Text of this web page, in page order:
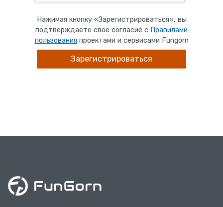
Нажимая кнопку «Зарегистрироваться», вы
подтверждаете свое согласие с Правилами
пользования проектами и сервисами Fungorn